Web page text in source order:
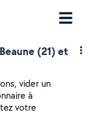
(21) et
vider un
à
votre